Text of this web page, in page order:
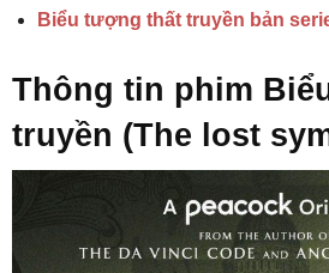
Biểu tượng thất truyền bản
Thông tin phim
truyền (The lost